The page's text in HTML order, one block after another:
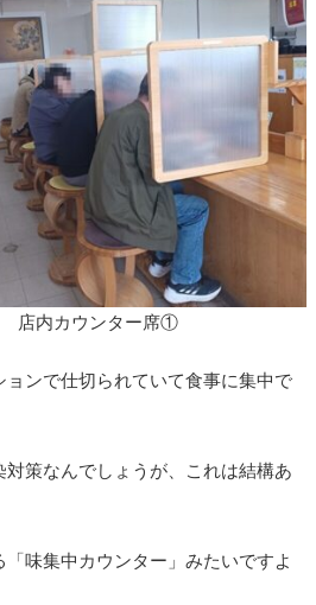
店内カウンター席①
ョンで仕切られていて食事に集中で
策なんでしょうが、これは結構あ
味集中カウンター」みたいですよ